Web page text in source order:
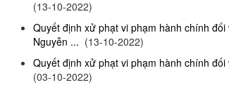
(13-10-2022)
Quyết định xử phạt vi phạm hành chính
Nguyễn ... (13-10-2022)
Quyết định xử phạt vi phạm hành chính
(03-10-2022)